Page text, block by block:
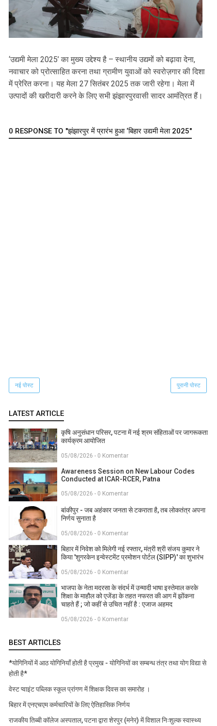
‘उद्यमी मेला 2025’ का मुख्य उद्देश्य है – स्थानीय उद्यमों को बढ़ावा देना,
नवाचार को प्रोत्साहित करना तथा ग्रामीण युवाओं को स्वरोज़गार की दिशा
में प्रेरित करना। यह मेला 27 सितंबर 2025 तक जारी रहेगा। मेला में
उत्पादों की खरीदारी करने के लिए सभी झंझारपुरवासी सादर आमंत्रित हैं।
0 RESPONSE TO "झंझारपुर में प्रारंभ हुआ ‘बिहार उद्यमी मेला 2025"
नई पोस्ट पुरानी पोस्ट
LATEST ARTICLE
कृषि अनुसंधान परिसर, पटना में नई श्रम संहिताओं पर जागरूकता
कार्यक्रम आयोजित
05/08/2026 - 0 Komentar
Awareness Session on New Labour Codes
Conducted at ICAR-RCER, Patna
05/08/2026 - 0 Komentar
बांकीपुर - जब अहंकार जनता से टकराता है, तब लोकतंत्र अपना
निर्णय सुनाता है
05/08/2026 - 0 Komentar
बिहार में निवेश को मिलेगी नई रफ्तार, मंत्री श्री संजय कुमार ने
किया 'शुगरकेन इन्वेस्टमेंट प्रमोशन पोर्टल (SIPP)' का शुभारंभ
05/08/2026 - 0 Komentar
भाजपा के नेता मदरसा के संदर्भ में उन्मादी भाषा इस्तेमाल करके
शिक्षा के माहौल को एजेंडा के तहत नफरत की आग में झोंकना
चाहते हैं ; जो कहीं से उचित नहीं है : एजाज अहमद
05/08/2026 - 0 Komentar
BEST ARTICLES
*योगिनियों में आठ योगिनियाँ होती है प्रमुख - योगिनियों का सम्बन्ध तंत्र तथा योग विद्या से
होती है*
वेस्ट प्वाइंट पब्लिक स्कूल प्रांगण में शिक्षक दिवस का समारोह ।
बिहार में एनएचएम कर्मचारियों के लिए ऐतिहासिक निर्णय
राजकीय तिब्बी कॉलेज अस्पताल, पटना द्वारा शेरपुर (मनेर) में विशाल निःशुल्क स्वास्थ्य